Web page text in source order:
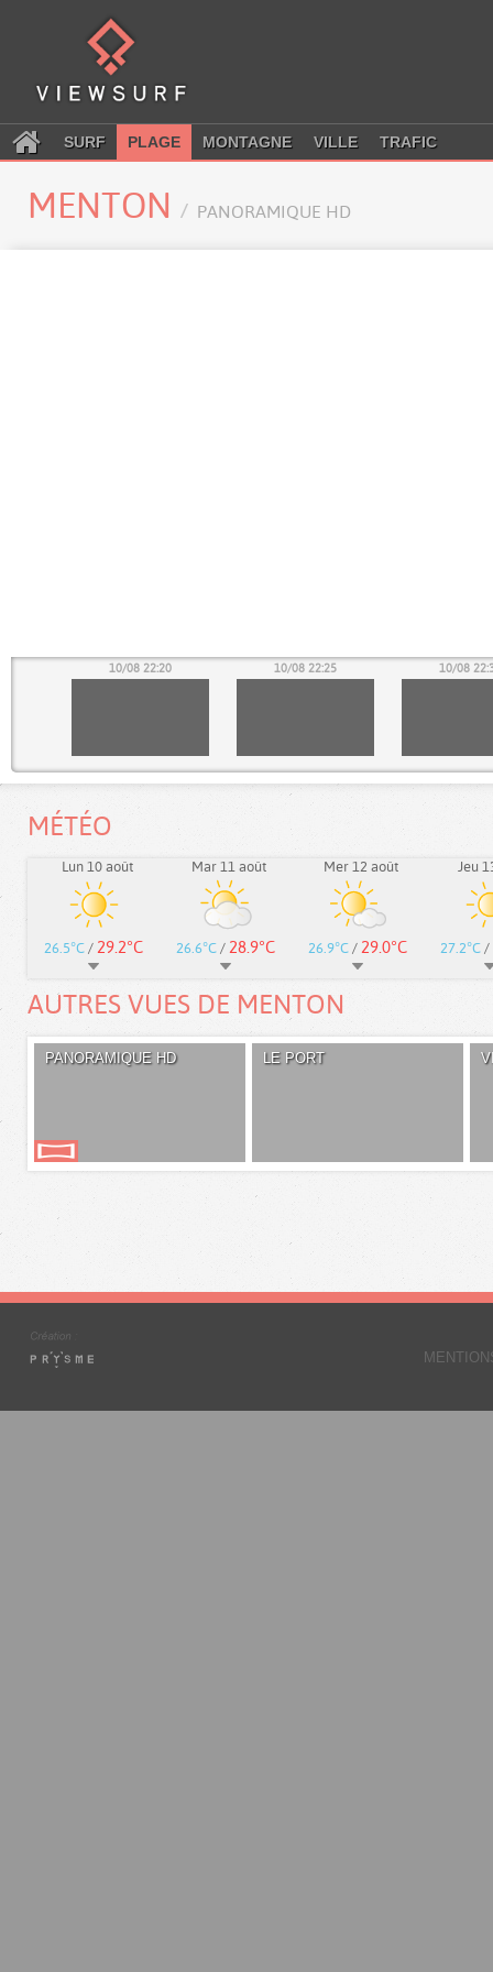
SURF PLAGE MONTAGNE VILLE TRAFIC
MENTON PANORAMIQUE HD
10/08 22:20 10/08 22:25 10/08
MÉTÉO
Lun 10 août
26.5°C / 29.2°C
Mar 11 août
26.6°C / 28.9°C
Mer 12 août
26.9°C / 29.0°C
Jeu
27.2°C /
AUTRES VUES DE MENTON
PANORAMIQUE HD LE PORT